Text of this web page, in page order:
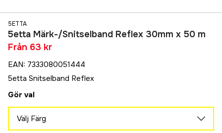
5ETTA
5etta Märk-/Snitselband Reflex 30mm x 50 m
Från 63 kr
EAN: 7333080051444
5etta Snitselband Reflex
Gör val
Välj Färg